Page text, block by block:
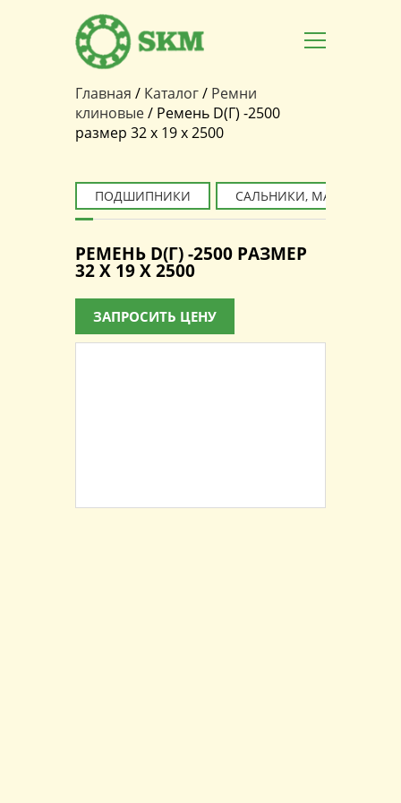
Вы здесь
Главная / Каталог/ Ремни
клиновые/ Ремень D(Г) -2500
размер 32 x 19 x 2500
ПОДШИПНИКИ САЛЬНИКИ, МАНЖЕТЫ
РЕМЕНЬ D(Г) -2500 РАЗМЕР
32 X 19 X 2500
ЗАПРОСИТЬ ЦЕНУ